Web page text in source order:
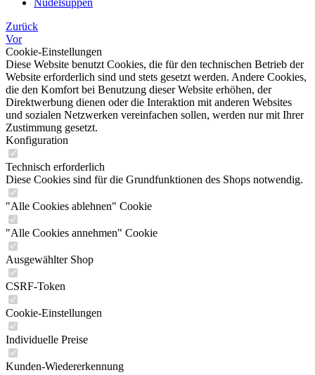
Nudelsuppen
Zurück
Vor
Cookie-Einstellungen
Diese Website benutzt Cookies, die für den technischen Betrieb der
Website erforderlich sind und stets gesetzt werden. Andere Cookies,
die den Komfort bei Benutzung dieser Website erhöhen, der
Direktwerbung dienen oder die Interaktion mit anderen Websites
und sozialen Netzwerken vereinfachen sollen, werden nur mit Ihrer
Zustimmung gesetzt.
Konfiguration
Technisch erforderlich
Diese Cookies sind für die Grundfunktionen des Shops notwendig.
"Alle Cookies ablehnen" Cookie
"Alle Cookies annehmen" Cookie
Ausgewählter Shop
CSRF-Token
Cookie-Einstellungen
Individuelle Preise
Kunden-Wiedererkennung